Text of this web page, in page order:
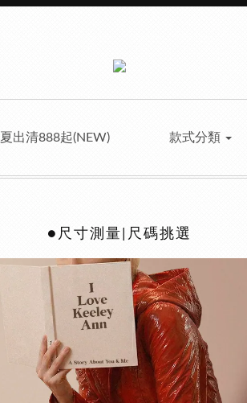
夏出清888起(NEW) 款式分類
●尺寸測量|尺碼挑選